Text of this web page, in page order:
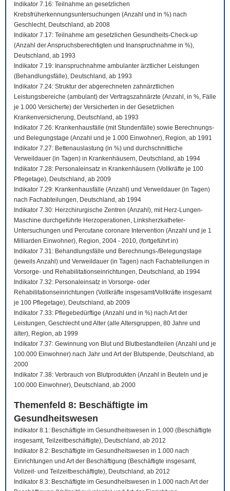
Indikator 7.16: Teilnahme an gesetzlichen
Krebsfrüherkennungsuntersuchungen (Anzahl und in %) nach
Geschlecht, Deutschland, ab 2008
Indikator 7.17: Teilnahme am gesetzlichen Gesundheits-Check-up
(Anzahl der Anspruchsberechtigten und Inanspruchnahme in %),
Deutschland, ab 1993
Indikator 7.19: Inanspruchnahme ambulanter ärztlicher Leistungen
(Behandlungsfälle), Deutschland, ab 1993
Indikator 7.24: Struktur der abgerechneten zahnärztlichen
Leistungsbereiche (ambulant) der Vertragszahnärzte (Anzahl, in %, Fälle
je 1.000 Versicherte) der Versicherten in der Gesetzlichen
Krankenversicherung, Deutschland, ab 1993
Indikator 7.26: Krankenhausfälle (mit Stundenfälle) sowie Berechnungs-
und Belegungstage (Anzahl und je 1.000 Einwohner), Region, ab 1991
Indikator 7.27: Bettenauslastung (in %) und durchschnittliche
Verweildauer (in Tagen) in Krankenhäusern, Deutschland, ab 1994
Indikator 7.28: Personaleinsatz in Krankenhäusern (Vollkräfte je 100
Pflegetage), Deutschland, ab 2009
Indikator 7.29: Krankenhausfälle (Anzahl) und Verweildauer (in Tagen)
nach Fachabteilungen, Deutschland, ab 1994
Indikator 7.30: Herzchirurgische Zentren (Anzahl), mit Herz-Lungen-
Maschine durchgeführte Herzoperationen, Linksherzkatheter-
Untersuchungen und Percutane coronare Intervention (Anzahl und je 1
Milliarden Einwohner), Region, 2004 - 2010, (fortgeführt in)
Indikator 7.31: Behandlungsfälle und Berechnungs-/Belegungstage
(jeweils Anzahl) und Verweildauer (in Tagen) nach Fachabteilungen in
Vorsorge- und Rehabilitationseinrichtungen, Deutschland, ab 1994
Indikator 7.32: Personaleinsatz in Vorsorge- oder
Rehabilitationseinrichtungen (Vollkräfte insgesamt/Vollkräfte insgesamt
je 100 Pflegetage), Deutschland, ab 2009
Indikator 7.33: Pflegebedürftige (Anzahl und in %) nach Art der
Leistungen, Geschlecht und Alter (alle Altersgruppen, 80 Jahre und
älter), Region, ab 1999
Indikator 7.37: Gewinnung von Blut und Blutbestandteilen (Anzahl und je
100.000 Einwohner) nach Jahr und Art der Blutspende, Deutschland, ab
2000
Indikator 7.38: Verbrauch von Blutprodukten (Anzahl in Beuteln und je
100.000 Einwohner), Deutschland, ab 2000
Themenfeld 8: Beschäftigte im
Gesundheitswesen
Indikator 8.1: Beschäftigte im Gesundheitswesen in 1.000 (Beschäftigte
insgesamt, Teilzeitbeschäftigte), Deutschland, ab 2012
Indikator 8.2: Beschäftigte im Gesundheitswesen in 1.000 nach
Einrichtungen und Art der Beschäftigung (Beschäftigte insgesamt,
Vollzeit- und Teilzeitbeschäftigte), Deutschland, ab 2012
Indikator 8.3: Beschäftigte im Gesundheitswesen in 1.000 nach Art der